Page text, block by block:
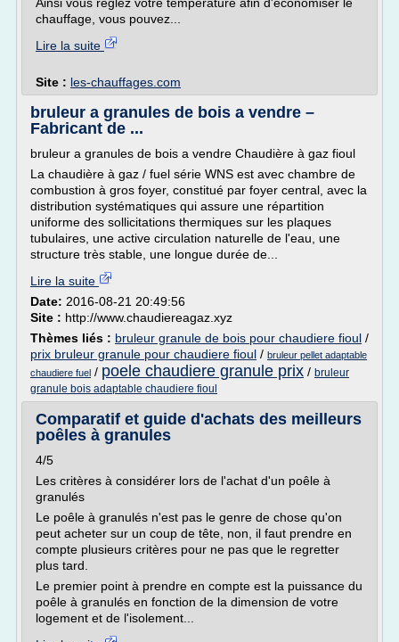
chauffage, vous pouvez...
Lire la suite
Site : les-chauffages.com
bruleur a granules de bois a vendre –
Fabricant de ...
bruleur a granules de bois a vendre Chaudière à gaz fioul
La chaudière à gaz / fuel série WNS est avec chambre de
combustion à gros foyer, constitué par foyer central, avec la
distribution systématiques qui assure une répartition
uniforme des sollicitations thermiques sur les plaques
tubulaires, une active circulation naturelle de l'eau, une
structure très stable, une longue durée de...
Lire la suite
Date: 2016-08-21 20:49:56
Site : http://www.chaudiereagaz.xyz
Thèmes liés : bruleur granule de bois pour chaudiere fioul /
prix bruleur granule pour chaudiere fioul / bruleur pellet adaptable
chaudiere fuel / poele chaudiere granule prix / bruleur
granule bois adaptable chaudiere fioul
Comparatif et guide d'achats des meilleurs
poêles à granules
4/5
Les critères à considérer lors de l'achat d'un poêle à
granulés
Le poêle à granulés n'est pas le genre de chose qu'on
peut acheter sur un coup de tête, non, il faut prendre en
compte plusieurs critères pour ne pas que le regretter
plus tard.
Le premier point à prendre en compte est la puissance du
poêle à granulés en fonction de la dimension de votre
logement et de l'isolement...